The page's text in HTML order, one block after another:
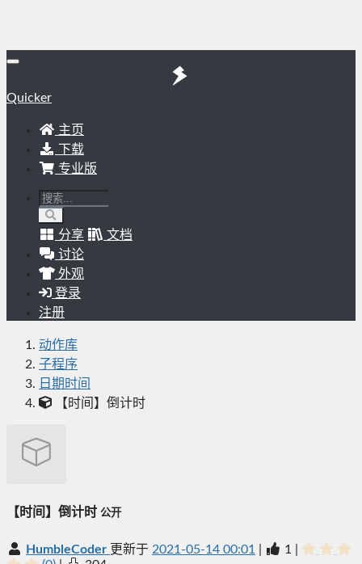
Quicker
主页
下载
专业版
分享
文档
讨论
外观
登录
注册
动作库
子程序
日期时间
【时间】倒计时
【时间】倒计时 公开
HumbleCoder 更新于 2021-05-14 00:01 1